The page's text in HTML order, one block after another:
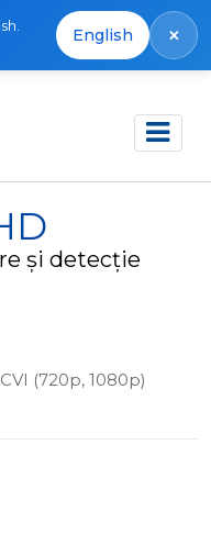
English ×
și detecție
(720p, 1080p)